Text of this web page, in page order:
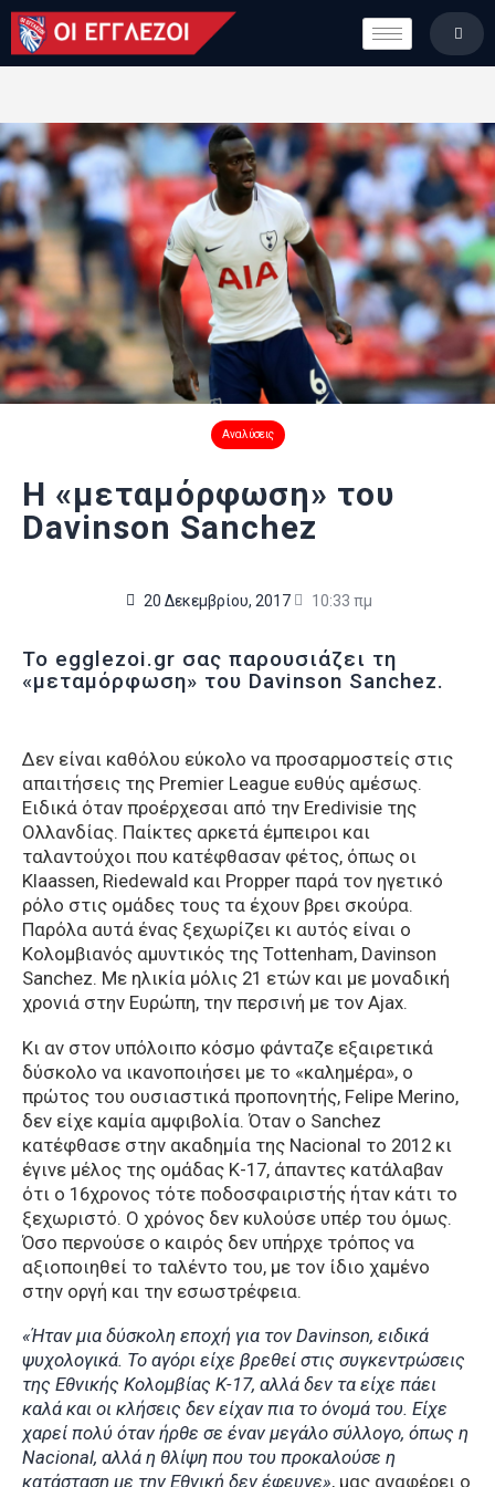
LONDON CALLING
ΚΑΤΗΓΟΡΙΕΣ
ΒΑΘΜΟΛΟΓΙΕΣ
ΟΜΑΔΕΣ
ΠΟΙΟΙ ΕΙΜΑΣΤΕ
Αναλύσεις
Η «μεταμόρφωση» του
Davinson Sanchez
20 Δεκεμβρίου, 2017 10:33 πμ
Το egglezoi.gr σας παρουσιάζει τη
«μεταμόρφωση» του Davinson Sanchez.
Δεν είναι καθόλου εύκολο να προσαρμοστείς στις
απαιτήσεις της Premier League ευθύς αμέσως.
Ειδικά όταν προέρχεσαι από την Eredivisie της
Ολλανδίας. Παίκτες αρκετά έμπειροι και
ταλαντούχοι που κατέφθασαν φέτος, όπως οι
Klaassen, Riedewald και Propper παρά τον ηγετικό
ρόλο στις ομάδες τους τα έχουν βρει σκούρα.
Παρόλα αυτά ένας ξεχωρίζει κι αυτός είναι ο
Κολομβιανός αμυντικός της Tottenham, Davinson
Sanchez. Με ηλικία μόλις 21 ετών και με μοναδική
χρονιά στην Ευρώπη, την περσινή με τον Ajax.
Κι αν στον υπόλοιπο κόσμο φάνταζε εξαιρετικά
δύσκολο να ικανοποιήσει με το «καλημέρα», ο
πρώτος του ουσιαστικά προπονητής, Felipe Merino,
δεν είχε καμία αμφιβολία. Όταν ο Sanchez
κατέφθασε στην ακαδημία της Nacional το 2012 κι
έγινε μέλος της ομάδας Κ-17, άπαντες κατάλαβαν
ότι ο 16χρονος τότε ποδοσφαιριστής ήταν κάτι το
ξεχωριστό. Ο χρόνος δεν κυλούσε υπέρ του όμως.
Όσο περνούσε ο καιρός δεν υπήρχε τρόπος να
αξιοποιηθεί το ταλέντο του, με τον ίδιο χαμένο
στην οργή και την εσωστρέφεια.
«Ήταν μια δύσκολη εποχή για τον Davinson, ειδικά
ψυχολογικά. Το αγόρι είχε βρεθεί στις συγκεντρώσεις
της Εθνικής Κολομβίας Κ-17, αλλά δεν τα είχε πάει
καλά και οι κλήσεις δεν είχαν πια το όνομά του. Είχε
χαρεί πολύ όταν ήρθε σε έναν μεγάλο σύλλογο, όπως η
Nacional, αλλά η θλίψη που του προκαλούσε η
κατάσταση με την Εθνική δεν έφευγε», μας αναφέρει ο